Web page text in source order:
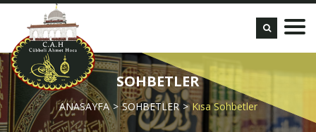
SOHBETLER
ANASAYFA SOHBETLER Kısa Sohbetler